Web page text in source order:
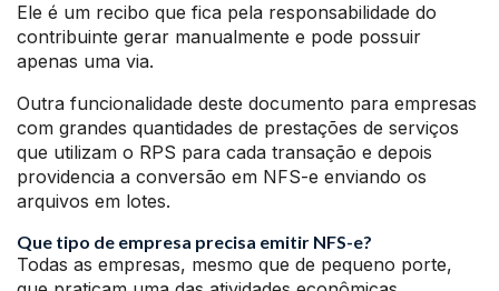
Ele é um recibo que fica pela responsabilidade do
contribuinte gerar manualmente e pode possuir
apenas uma via.
Outra funcionalidade deste documento para empresas
com grandes quantidades de prestações de serviços
que utilizam o RPS para cada transação e depois
providencia a conversão em NFS-e enviando os
arquivos em lotes.
Que tipo de empresa precisa emitir NFS-e?
Todas as empresas, mesmo que de pequeno porte,